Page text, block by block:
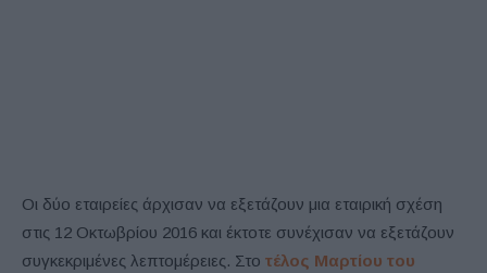
Οι δύο εταιρείες άρχισαν να εξετάζουν μια εταιρική σχέση
στις 12 Οκτωβρίου 2016 και έκτοτε συνέχισαν να εξετάζουν
συγκεκριμένες λεπτομέρειες. Στo τέλος Μαρτίου του